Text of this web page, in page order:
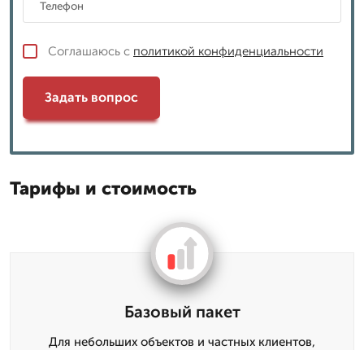
Соглашаюсь с политикой конфиденциальности
Задать вопрос
Тарифы и стоимость
Базовый пакет
Для небольших объектов и частных клиентов,